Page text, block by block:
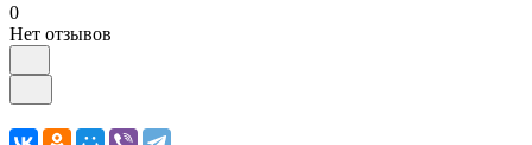
0
Нет отзывов